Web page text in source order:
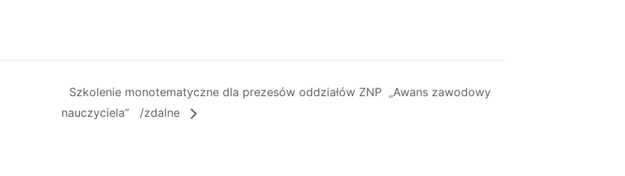
Szkolenie monotematyczne dla prezesów oddziałów ZNP „Awans zawodowy
nauczyciela” /zdalne